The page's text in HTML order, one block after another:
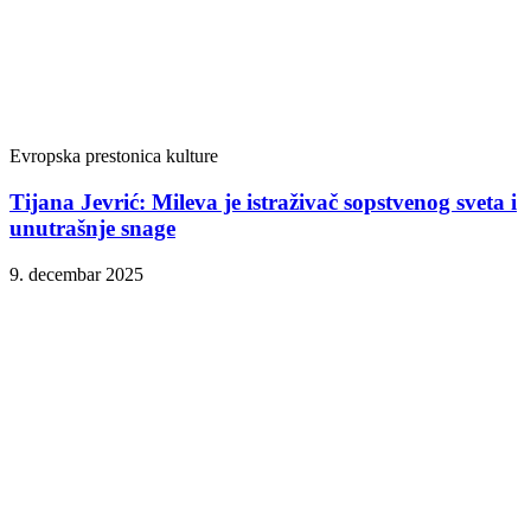
Evropska prestonica kulture
Tijana Jevrić: Mileva je istraživač sopstvenog sveta i
unutrašnje snage
9. decembar 2025